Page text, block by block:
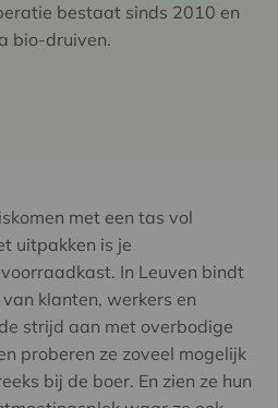
bestaat sinds 2010 en
bio-druiven.
met een tas vol
uitpakken is je
In Leuven bindt
klanten, werkers en
strijd aan met overbodige
proberen ze zoveel mogelijk
bij de boer. En zien ze hun